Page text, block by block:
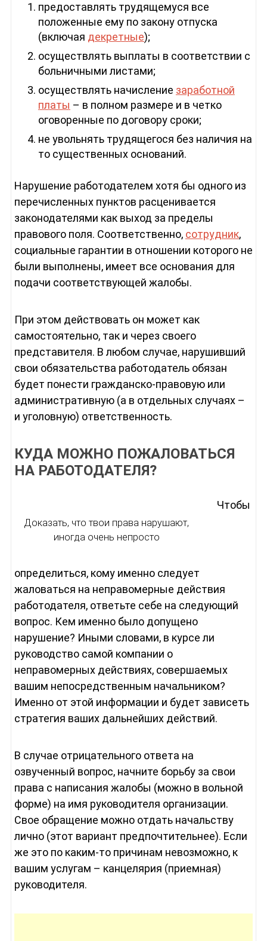
предоставлять трудящемуся все
положенные ему по закону отпуска
(включая декретные);
осуществлять выплаты в соответствии с
больничными листами;
осуществлять начисление заработной
платы – в полном размере и в четко
оговоренные по договору сроки;
не увольнять трудящегося без наличия на
то существенных оснований.
Нарушение работодателем хотя бы одного из
перечисленных пунктов расценивается
законодателями как выход за пределы
правового поля. Соответственно, сотрудник,
социальные гарантии в отношении которого не
были выполнены, имеет все основания для
подачи соответствующей жалобы.
При этом действовать он может как
самостоятельно, так и через своего
представителя. В любом случае, нарушивший
свои обязательства работодатель обязан
будет понести гражданско-правовую или
административную (а в отдельных случаях –
и уголовную) ответственность.
КУДА МОЖНО ПОЖАЛОВАТЬСЯ
НА РАБОТОДАТЕЛЯ?
Доказать, что твои права нарушают,
иногда очень непросто
Чтобы
определиться, кому именно следует
жаловаться на неправомерные действия
работодателя, ответьте себе на следующий
вопрос. Кем именно было допущено
нарушение? Иными словами, в курсе ли
руководство самой компании о
неправомерных действиях, совершаемых
вашим непосредственным начальником?
Именно от этой информации и будет зависеть
стратегия ваших дальнейших действий.
В случае отрицательного ответа на
озвученный вопрос, начните борьбу за свои
права с написания жалобы (можно в вольной
форме) на имя руководителя организации.
Свое обращение можно отдать начальству
лично (этот вариант предпочтительнее). Если
же это по каким-то причинам невозможно, к
вашим услугам – канцелярия (приемная)
руководителя.